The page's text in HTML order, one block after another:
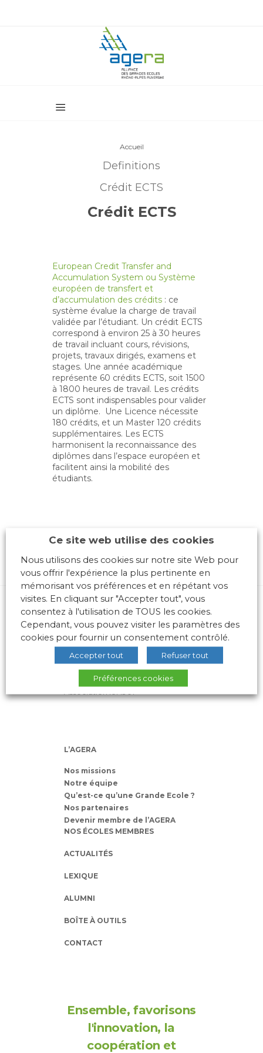
Accueil
Definitions
Crédit ECTS
Crédit ECTS
European Credit Transfer and
Accumulation System ou Système
européen de transfert et
d’accumulation des crédits : ce
système évalue la charge de travail
validée par l’étudiant. Un crédit ECTS
correspond à environ 25 à 30 heures
de travail incluant cours, révisions,
projets, travaux dirigés, examens et
stages. Une année académique
représente 60 crédits ECTS, soit 1500
à 1800 heures de travail. Les crédits
ECTS sont indispensables pour valider
un diplôme. Une Licence nécessite
180 crédits, et un Master 120 crédits
supplémentaires. Les ECTS
harmonisent la reconnaissance des
diplômes dans l’espace européen et
facilitent ainsi la mobilité des
étudiants.
10 place des Archives – Bât G –
69288 LYON Cedex 02
L’AGERA
Nos missions
Notre équipe
Qu’est-ce qu’une Grande Ecole ?
Nos partenaires
Devenir membre de l’AGERA
NOS ÉCOLES MEMBRES
ACTUALITÉS
LEXIQUE
ALUMNI
BOÎTE À OUTILS
CONTACT
Ensemble, favorisons
l'innovation, la
coopération et
Ce site web utilise des cookies
Nous utilisons des cookies sur notre site Web pour
vous offrir l'expérience la plus pertinente en
mémorisant vos préférences et en répétant vos
visites. En cliquant sur "Accepter tout", vous
consentez à l'utilisation de TOUS les cookies.
Cependant, vous pouvez visiter les paramètres des
cookies pour fournir un consentement contrôlé.
Accepter tout Refuser tout
Préférences cookies